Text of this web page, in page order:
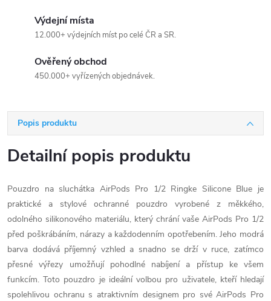
Výdejní místa
12.000+ výdejních míst po celé ČR a SR.
Ověřený obchod
450.000+ vyřízených objednávek.
Popis produktu
Detailní popis produktu
Pouzdro na sluchátka AirPods Pro 1/2 Ringke Silicone Blue je
praktické a stylové ochranné pouzdro vyrobené z měkkého,
odolného silikonového materiálu, který chrání vaše AirPods Pro 1/2
před poškrábáním, nárazy a každodenním opotřebením. Jeho modrá
barva dodává příjemný vzhled a snadno se drží v ruce, zatímco
přesné výřezy umožňují pohodlné nabíjení a přístup ke všem
funkcím. Toto pouzdro je ideální volbou pro uživatele, kteří hledají
spolehlivou ochranu s atraktivním designem pro své AirPods Pro